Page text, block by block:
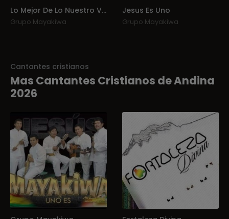
Lo Mejor De Lo Nuestro Vol. 1
Grupo Mayakiwa
Jesus Es Uno
Grupo Mayakiwa
Cantantes cristianos
Mas Cantantes Cristianos de Andina
2026